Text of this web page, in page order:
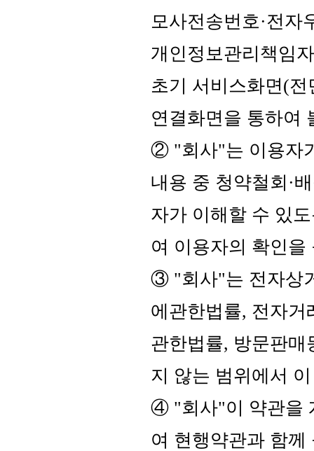
모사전송번호·전자
개인정보관리책임
초기 서비스화면(
연결화면을 통하여
② "회사"는 이용자
내용 중 청약철회·
자가 이해할 수 있
여 이용자의 확인을
③ "회사"는 전자상
에관한법률, 전자
관한법률, 방문판
지 않는 범위에서
④ "회사"이 약관을
여 현행약관과 함